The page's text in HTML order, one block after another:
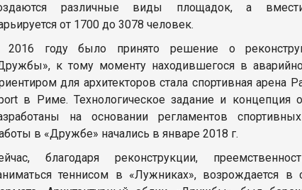
различные виды площадок, а
от 1700 до 3078 человек.
2016 году было принято решение о
к тому моменту находившегося в
для архитекторов стала спортивная арена
в Риме. Технологическое задание и концепция
на основании регламентов
в «Дружбе» начались в январе 2018 г.
благодаря реконструкции,
теннисом в «Лужниках», возрождается в